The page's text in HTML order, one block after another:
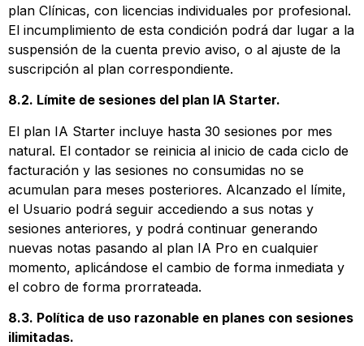
plan Clínicas, con licencias individuales por profesional.
El incumplimiento de esta condición podrá dar lugar a la
suspensión de la cuenta previo aviso, o al ajuste de la
suscripción al plan correspondiente.
8.2. Límite de sesiones del plan IA Starter.
El plan IA Starter incluye hasta 30 sesiones por mes
natural. El contador se reinicia al inicio de cada ciclo de
facturación y las sesiones no consumidas no se
acumulan para meses posteriores. Alcanzado el límite,
el Usuario podrá seguir accediendo a sus notas y
sesiones anteriores, y podrá continuar generando
nuevas notas pasando al plan IA Pro en cualquier
momento, aplicándose el cambio de forma inmediata y
el cobro de forma prorrateada.
8.3. Política de uso razonable en planes con sesiones
ilimitadas.